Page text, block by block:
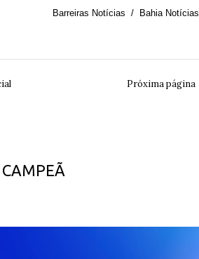
Barreiras Notícias / Bahia Notícias
Próxima página